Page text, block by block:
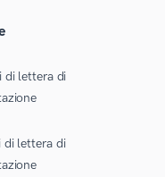
di lettera di
di lettera di